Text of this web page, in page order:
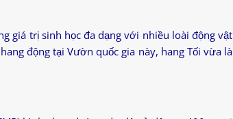
giá trị sinh học đa dạng với nhiều loài động vật
động tại Vườn quốc gia này, hang Tối vừa là